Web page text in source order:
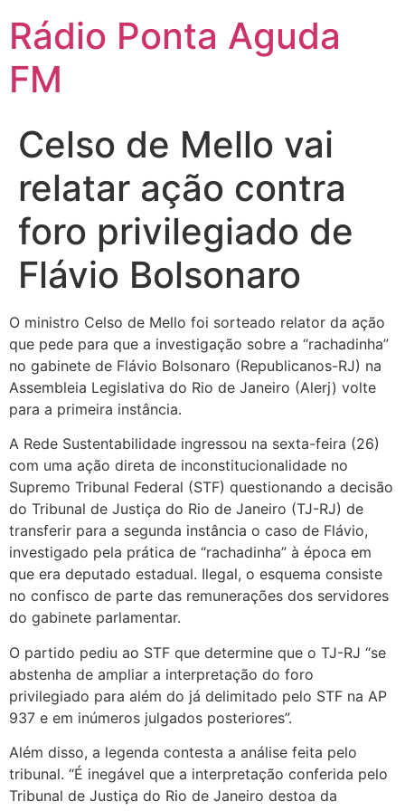
para
conteúdo
Rádio Ponta Aguda
FM
Celso de Mello vai
relatar ação contra
foro privilegiado de
Flávio Bolsonaro
O ministro Celso de Mello foi sorteado relator da ação
que pede para que a investigação sobre a “rachadinha”
no gabinete de Flávio Bolsonaro (Republicanos-RJ) na
Assembleia Legislativa do Rio de Janeiro (Alerj) volte
para a primeira instância.
A Rede Sustentabilidade ingressou na sexta-feira (26)
com uma ação direta de inconstitucionalidade no
Supremo Tribunal Federal (STF) questionando a decisão
do Tribunal de Justiça do Rio de Janeiro (TJ-RJ) de
transferir para a segunda instância o caso de Flávio,
investigado pela prática de “rachadinha” à época em
que era deputado estadual. Ilegal, o esquema consiste
no confisco de parte das remunerações dos servidores
do gabinete parlamentar.
O partido pediu ao STF que determine que o TJ-RJ “se
abstenha de ampliar a interpretação do foro
privilegiado para além do já delimitado pelo STF na AP
937 e em inúmeros julgados posteriores”.
Além disso, a legenda contesta a análise feita pelo
tribunal. “É inegável que a interpretação conferida pelo
Tribunal de Justiça do Rio de Janeiro destoa da